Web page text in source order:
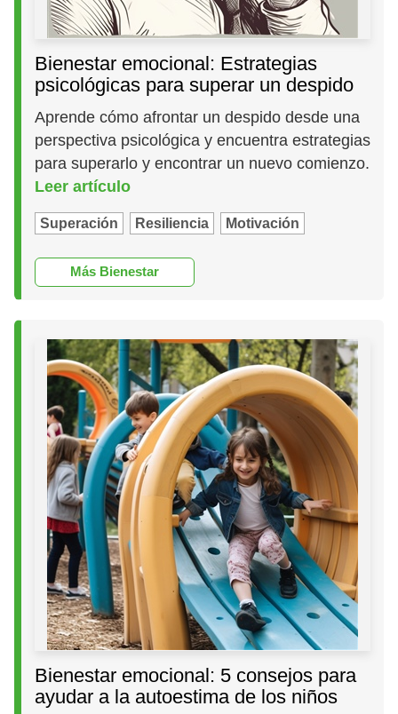
Bienestar emocional: Estrategias
psicológicas para superar un despido
Aprende cómo afrontar un despido desde una
perspectiva psicológica y encuentra estrategias
para superarlo y encontrar un nuevo comienzo.
Leer artículo
Superación Resiliencia Motivación
Más Bienestar
Bienestar emocional: 5 consejos para
ayudar a la autoestima de los niños